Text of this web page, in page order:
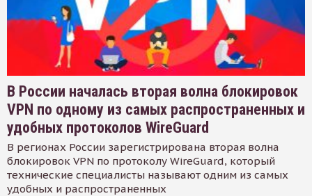
В России началась вторая волна блокировок
VPN по одному из самых распространенных и
удобных протоколов WireGuard
В регионах России зарегистрирована вторая волна
блокировок VPN по протоколу WireGuard, который
технические специалисты называют одним из самых
удобных и распространенных